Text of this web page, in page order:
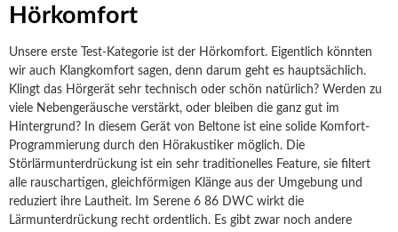
Hörkomfort
Unsere erste Test-Kategorie ist der Hörkomfort. Eigentlich könnten
wir auch Klangkomfort sagen, denn darum geht es hauptsächlich.
Klingt das Hörgerät sehr technisch oder schön natürlich? Werden zu
viele Nebengeräusche verstärkt, oder bleiben die ganz gut im
Hintergrund? In diesem Gerät von Beltone ist eine solide Komfort-
Programmierung durch den Hörakustiker möglich. Die
Störlärmunterdrückung ist ein sehr traditionelles Feature, sie filtert
alle rauschartigen, gleichförmigen Klänge aus der Umgebung und
reduziert ihre Lautheit. Im Serene 6 86 DWC wirkt die
Lärmunterdrückung recht ordentlich. Es gibt zwar noch andere